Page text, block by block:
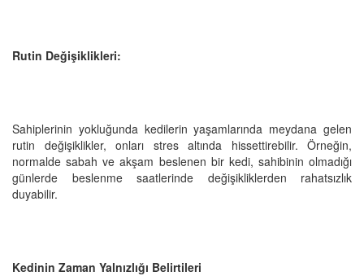
Rutin Değişiklikleri:
Sahiplerinin yokluğunda kedilerin yaşamlarında meydana gelen
rutin değişiklikler, onları stres altında hissettirebilir. Örneğin,
normalde sabah ve akşam beslenen bir kedi, sahibinin olmadığı
günlerde beslenme saatlerinde değişikliklerden rahatsızlık
duyabilir.
Kedinin Zaman Yalnızlığı Belirtileri